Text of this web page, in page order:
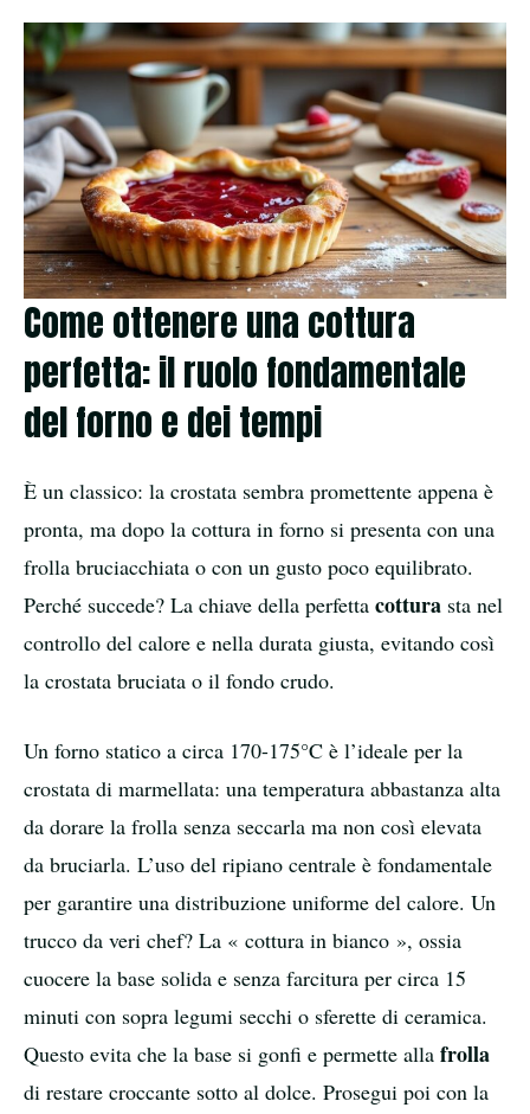
Come ottenere una cottura
perfetta: il ruolo fondamentale
del forno e dei tempi
È un classico: la crostata sembra promettente appena è
pronta, ma dopo la cottura in forno si presenta con una
frolla bruciacchiata o con un gusto poco equilibrato.
Perché succede? La chiave della perfetta cottura sta nel
controllo del calore e nella durata giusta, evitando così
la crostata bruciata o il fondo crudo.
Un forno statico a circa 170-175°C è l’ideale per la
crostata di marmellata: una temperatura abbastanza alta
da dorare la frolla senza seccarla ma non così elevata
da bruciarla. L’uso del ripiano centrale è fondamentale
per garantire una distribuzione uniforme del calore. Un
trucco da veri chef? La « cottura in bianco », ossia
cuocere la base solida e senza farcitura per circa 15
minuti con sopra legumi secchi o sferette di ceramica.
Questo evita che la base si gonfi e permette alla frolla
di restare croccante sotto al dolce. Prosegui poi con la